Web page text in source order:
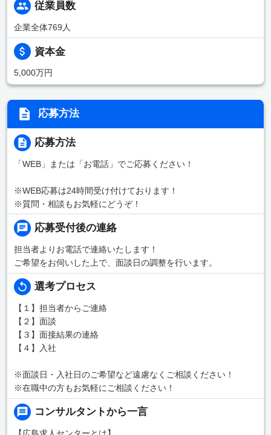
従業員数
企業全体769人
資本金
5,000万円
応募方法
応募方法
「WEB」または「お電話」でご応募ください！
※WEB応募は24時間受け付けております！
※質問・相談もお気軽にどうぞ！
応募受付後の連絡
担当者よりお電話で連絡いたします！
ご希望をお伺いした上で、面談日の調整を行います。
選考プロセス
【１】担当者からご連絡
【２】面談
【３】面接結果の連絡
【４】入社
※面談日・入社日のご希望など遠慮なくご相談ください！
※在職中の方もお気軽にご相談ください！
コンサルタントから一言